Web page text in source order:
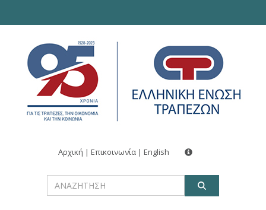
Αρχική | Επικοινωνία | English